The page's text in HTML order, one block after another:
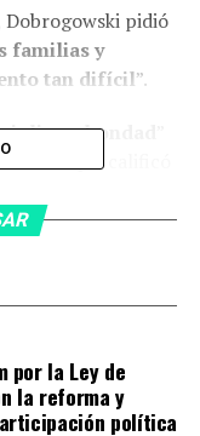
pidió
familias y
tan difícil”.
y bondad
que calificó
Granadilla,
el lunes 11 de
no
por la Ley de
la reforma y
política